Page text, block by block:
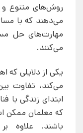
روش‌های متنوع و
می‌دهند که با
مهارت‌های حل
می‌کنند.
یکی از دلایلی که
می‌کند، تفاوت
ابتدای زندگی با
که معلمان ممکن
باشند. علاوه